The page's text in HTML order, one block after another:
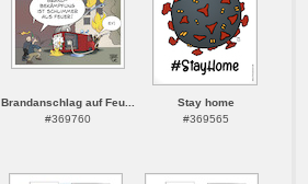
Brandanschlag auf Feu...
#369760
Stay home
#369565